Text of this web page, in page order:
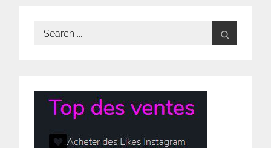
Search